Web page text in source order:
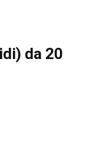
da 20